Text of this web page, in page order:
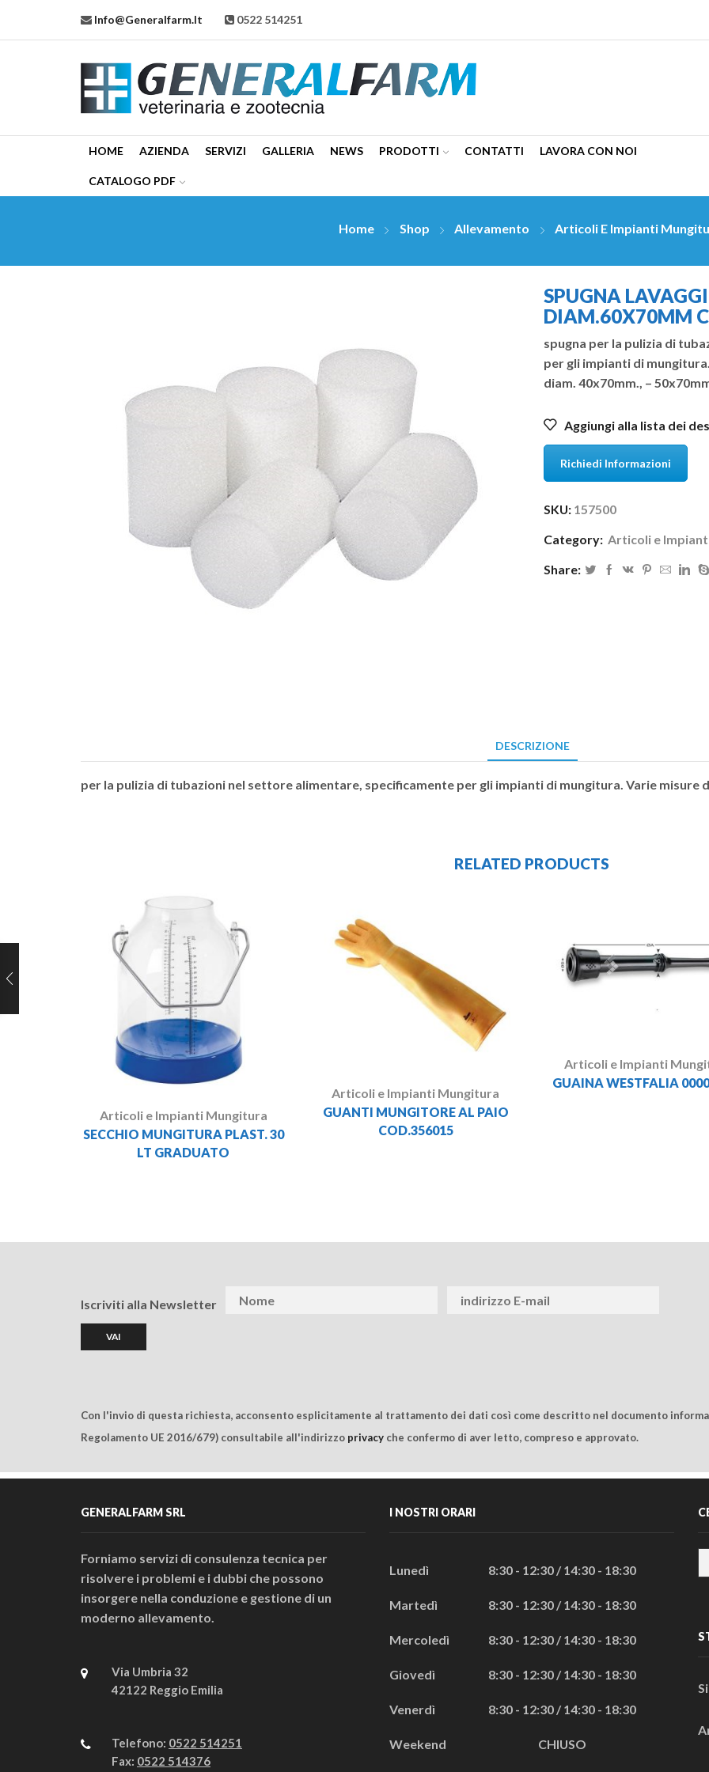
Info@generalfarm.it 0522 514251
HOME AZIENDA SERVIZI GALLERIA NEWS PRODOTTI CONTATTI LAVORA CON NOI
CATALOGO PDF
Home Shop Allevamento Articoli E Impianti
SPUGNA
DIAM.60X70MM
spugna per la pulizia di
per gli impianti di
diam. 40x70mm., –
Aggiungi alla lista dei
Richiedi Informazioni
SKU: 157500
Category: Articoli e
Share:
DESCRIZIONE
per la pulizia di tubazioni nel settore alimentare, specificamente per gli impianti di mungitura. Varie misure
RELATED PRODUCTS
Articoli e Impianti Mungitura
SECCHIO MUNGITURA PLAST. 30
LT GRADUATO
Articoli e Impianti Mungitura
GUANTI MUNGITORE AL PAIO
COD.356015
Articoli e Impianti
GUAINA WESTFALIA
Iscriviti alla Newsletter
Con l'invio di questa richiesta, acconsento esplicitamente al trattamento dei dati così come descritto nel documento
Regolamento UE 2016/679) consultabile all'indirizzo privacy che confermo di aver letto, compreso e approvato.
GENERALFARM SRL
Forniamo servizi di consulenza tecnica per
risolvere i problemi e i dubbi che possono
insorgere nella conduzione e gestione di un
moderno allevamento.
Via Umbria 32
42122 Reggio Emilia
Telefono: 0522 514251
Fax: 0522 514376
I NOSTRI ORARI
Lunedì 8:30 - 12:30 / 14:30 - 18:30
Martedì 8:30 - 12:30 / 14:30 - 18:30
Mercoledì 8:30 - 12:30 / 14:30 - 18:30
Giovedì 8:30 - 12:30 / 14:30 - 18:30
Venerdì 8:30 - 12:30 / 14:30 - 18:30
Weekend CHIUSO